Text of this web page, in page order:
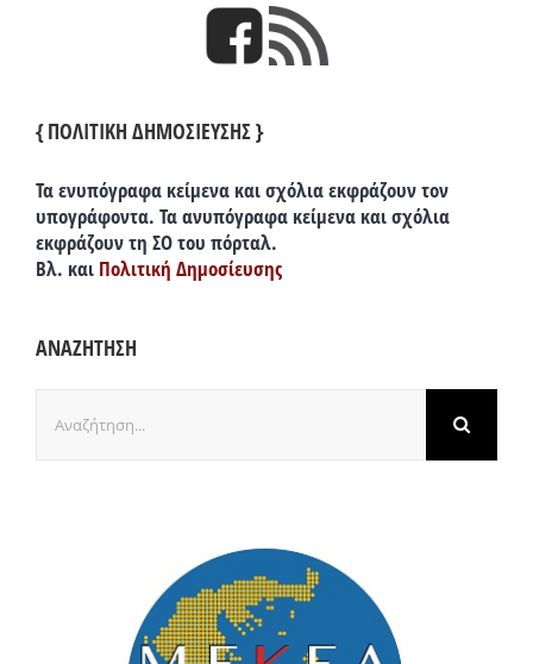
{ ΠΟΛΙΤΙΚΗ ΔΗΜΟΣΙΕΥΣΗΣ }
Τα ενυπόγραφα κείμενα και σχόλια εκφράζουν τον
υπογράφοντα. Τα ανυπόγραφα κείμενα και σχόλια
εκφράζουν τη ΣΟ του πόρταλ.
Βλ. και Πολιτική Δημοσίευσης
ΑΝΑΖΗΤΗΣΗ
για: